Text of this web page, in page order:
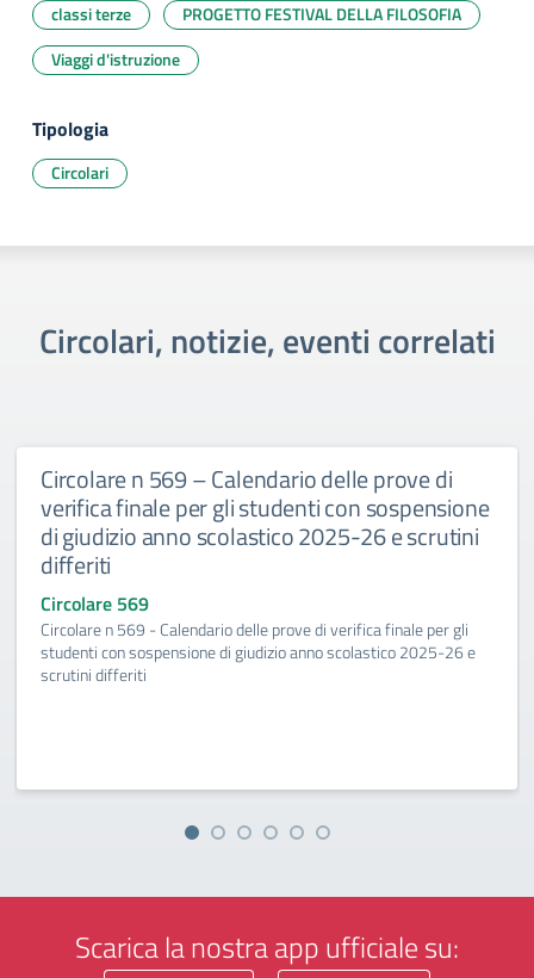
classi terze
PROGETTO FESTIVAL DELLA FILOSOFIA
Viaggi d'istruzione
Tipologia
Circolari
Circolari, notizie, eventi correlati
Circolare n 569 – Calendario delle prove di
verifica finale per gli studenti con sospensione
di giudizio anno scolastico 2025-26 e scrutini
differiti
Circolare 569
Circolare n 569 - Calendario delle prove di verifica finale per gli
studenti con sospensione di giudizio anno scolastico 2025-26 e
scrutini differiti
Scarica la nostra app ufficiale su: